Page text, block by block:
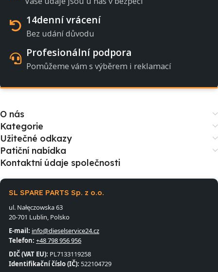
14denní vrácení
Bez udání důvodu
Profesionální podpora
Pomůžeme vám s výběrem i reklamací
O nás
Kategorie
Užitečné odkazy
Patiční nabídka
Kontaktní údaje společnosti
SL SPARE PARTS Sp. z o.o.
ul. Nałęczowska 63
20-701 Lublin, Polsko
E-mail: info@dieselservice24.cz
Telefon: +48 798 956 956
DIČ (VAT EU): PL7133119258
Identifikační číslo (IČ): 522104729